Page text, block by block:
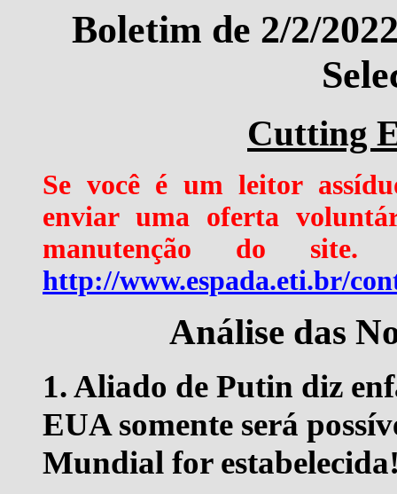
Boletim de 2/2/
Cutting
Se você é um leitor
enviar uma oferta
manutenção do site.
http://www.espada.eti.br/
Análise das
1. Aliado de Putin diz
EUA somente será
Mundial for